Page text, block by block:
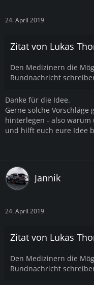
24. April 2019
Zitat von Lukas
Den Medizinern die
Rundnachricht
Danke für die Idee.
Gerne solche
hinterlegen - also warum
und hilft euch eure Idee
Jannik
24. April 2019
Zitat von Lukas
Den Medizinern die
Rundnachricht